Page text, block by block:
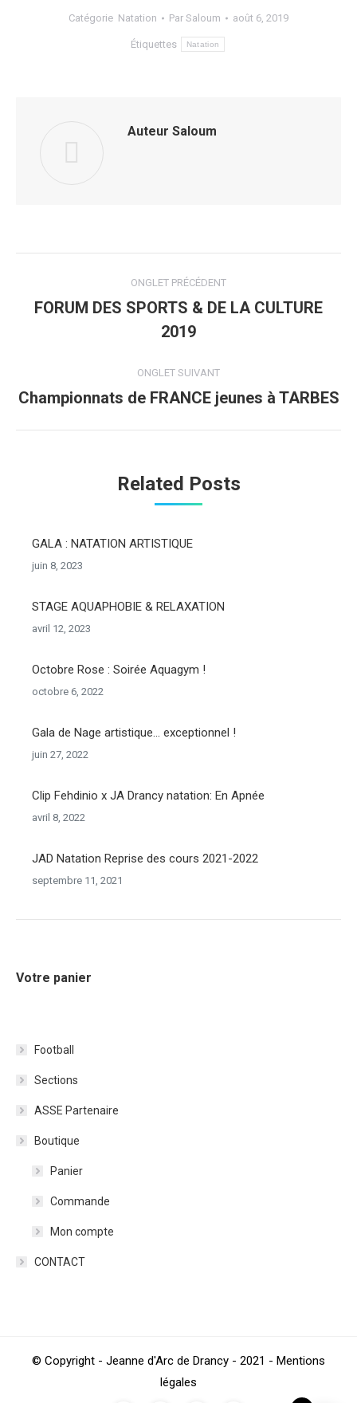
Catégorie Natation Par Saloum août 6, 2019
Étiquettes Natation
Auteur Saloum
de
commentaire
ONGLET PRÉCÉDENT
Onglet
précédent
FORUM DES SPORTS & DE LA CULTURE
2019
ONGLET SUIVANT
Onglet
Championnats de FRANCE jeunes à TARBES
Related Posts
GALA : NATATION ARTISTIQUE
juin 8, 2023
STAGE AQUAPHOBIE & RELAXATION
avril 12, 2023
Octobre Rose : Soirée Aquagym !
octobre 6, 2022
Gala de Nage artistique… exceptionnel !
juin 27, 2022
Clip Fehdinio x JA Drancy natation: En Apnée
avril 8, 2022
JAD Natation Reprise des cours 2021-2022
septembre 11, 2021
Votre panier
Football
Sections
ASSE Partenaire
Boutique
Panier
Commande
Mon compte
CONTACT
© Copyright - Jeanne d'Arc de Drancy - 2021 - Mentions
légales